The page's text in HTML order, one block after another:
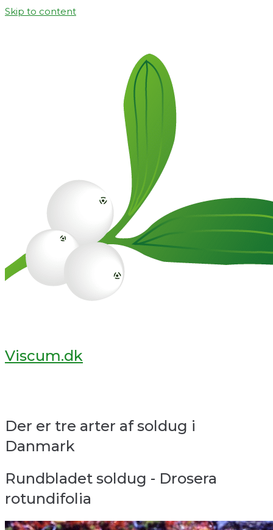
Skip to content
Viscum.dk
Der er tre arter af soldug i
Danmark
Rundbladet soldug - Drosera
rotundifolia